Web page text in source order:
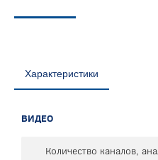
Характеристики
ВИДЕО
Количество каналов,